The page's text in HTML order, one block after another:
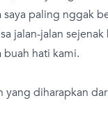
saya paling nggak
jalan-jalan
buah hati kami.
yang diharapkan